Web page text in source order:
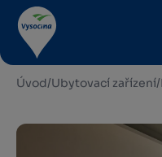
Úvod/Ubytovací zařízení/